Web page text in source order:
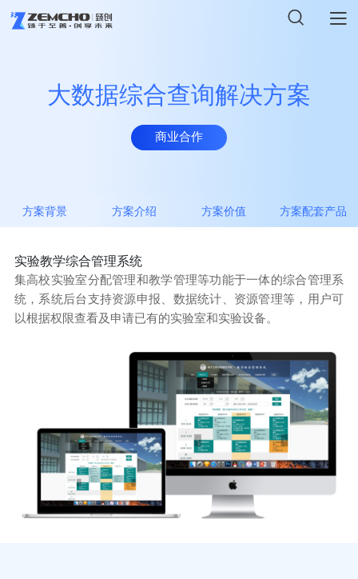
解决方案
新闻资讯
加入我们
大数据综合查询解决方案
商业合作
方案背景 方案介绍 方案价值 方案配套产品
实验教学综合管理系统
集高校实验室分配管理和教学管理等功能于一体的综合管理系
统，系统后台支持资源申报、数据统计、资源管理等，用户可
以根据权限查看及申请已有的实验室和实验设备。
×
联系我们
备注信息
点击提交